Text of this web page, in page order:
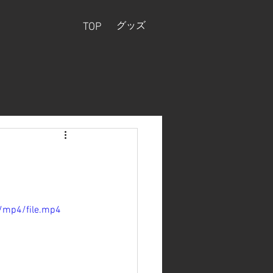
TOP グッズ
mp4/file.mp4